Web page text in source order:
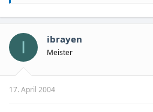
I ibrayen
Meister
17. April 2004